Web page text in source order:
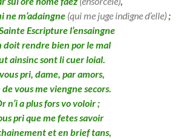
ne m’adaingne (qui me juge indigne d’elle);
Escripture l’ensaingne
doit rendre bien por le mal
ainsinc sont li cuer loial.
pri, dame, par amors,
vous me viengne secors.
n’i a plus fors vo voloir ;
pri que me fetes savoir
et en brief tans,